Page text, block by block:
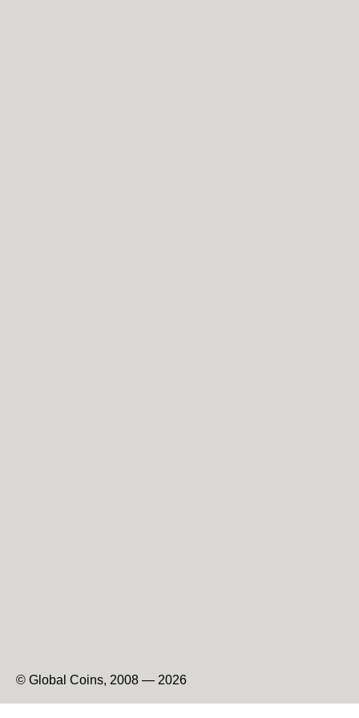
© Global Coins, 2008 — 2026